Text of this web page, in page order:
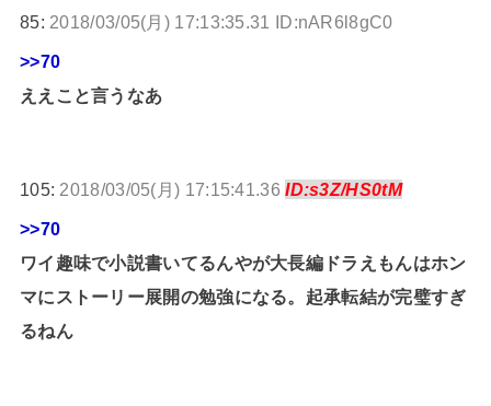
85: 2018/03/05(月) 17:13:35.31 ID:nAR6l8gC0
>>70
ええこと言うなあ
105: 2018/03/05(月) 17:15:41.36ID:s3Z/HS0tM
>>70
ワイ趣味で小説書いてるんやが大長編ドラえもんはホン
マにストーリー展開の勉強になる。起承転結が完璧すぎ
るねん